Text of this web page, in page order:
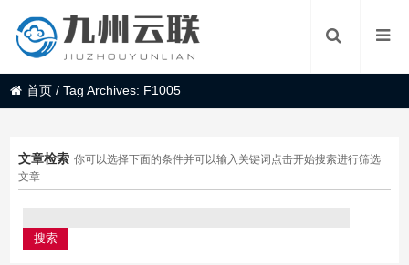
首页 /Tag Archives: F1005
文章检索 你可以选择下面的条件并可以输入关键词点击开始搜索进行筛选
文章